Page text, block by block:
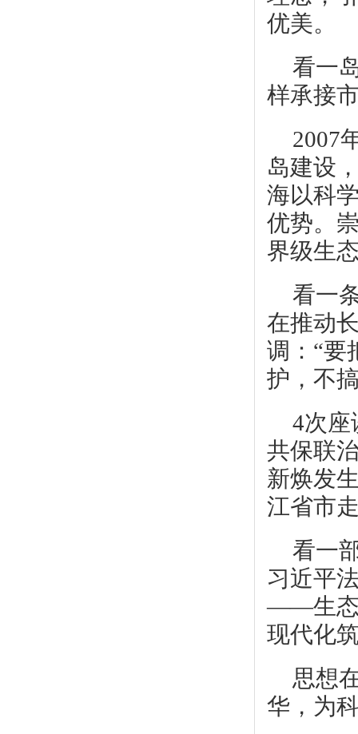
优美。
看一
样承接
2007
岛建设
海以科
优势。
界级生
看一
在推动
调：“要
护，不
4次座
共保联
新焕发
江省市
看一
习近平
——生态
现代化
思想
华，为